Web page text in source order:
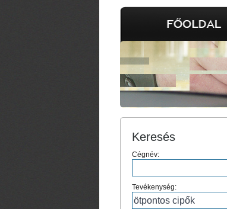
Keresés
Cégnév:
Tevékenység: